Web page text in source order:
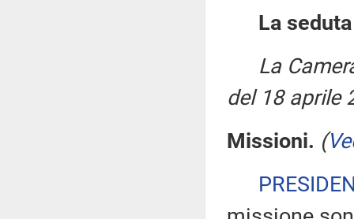
La
La
del 18 aprile
Missioni. (